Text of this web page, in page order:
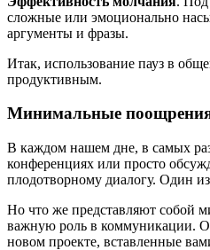
сложные или эмоционально
аргументы и фразы.
Итак, использование пауз в
продуктивным.
Минимальные
В каждом нашем дне, в самых
конференциях или просто
плодотворному диалогу. Один
Но что же представляют собой
важную роль в коммуникации.
новом проекте, вставленные